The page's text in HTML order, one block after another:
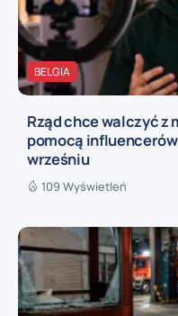
BELGIA
Rząd chce walczyć z
pomocą
wrześniu
109 Wyświetleń